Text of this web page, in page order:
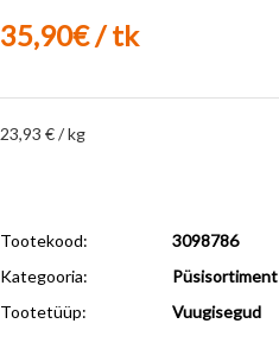
35,90€ / tk
23,93 € / kg
Tootekood:
3098786
Kategooria:
Püsisortiment
Tootetüüp:
Vuugisegud